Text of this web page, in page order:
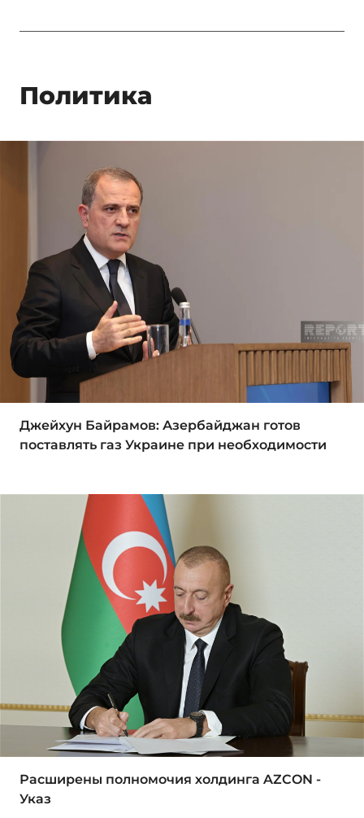
Политика
Джейхун Байрамов: Азербайджан готов
поставлять газ Украине при необходимости
Расширены полномочия холдинга AZCON -
Указ